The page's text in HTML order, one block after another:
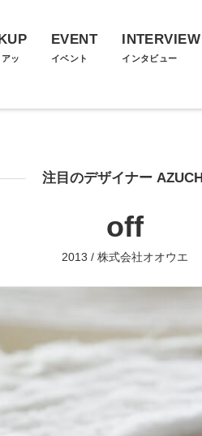
ッ
EVENT
イベント
INTERVIEW
インタビュー
注目のデザイナー
off
2013 / 株式会社オオウエ